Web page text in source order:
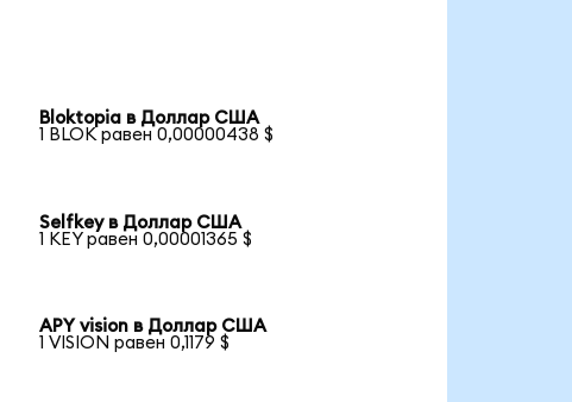
Bloktopia в Доллар США
1 BLOK равен 0,00000438 $
Selfkey в Доллар США
1 KEY равен 0,00001365 $
APY vision в Доллар США
1 VISION равен 0,1179 $